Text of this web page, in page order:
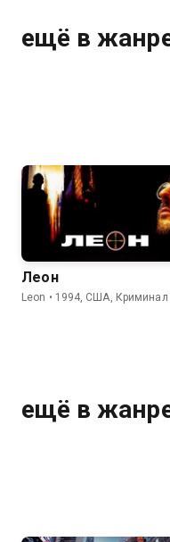
ещё в
Леон
Leon • 1994, США, Криминал
ещё в